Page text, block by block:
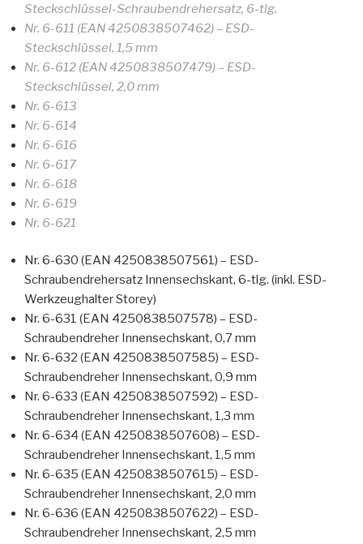
Steckschlüssel-Schraubendrehersatz, 6-tlg.
Nr. 6-611 (EAN 4250838507462) – ESD-
Steckschlüssel, 1,5 mm
Nr. 6-612 (EAN 4250838507479) – ESD-
Steckschlüssel, 2,0 mm
Nr. 6-613
Nr. 6-614
Nr. 6-616
Nr. 6-617
Nr. 6-618
Nr. 6-619
Nr. 6-621
Nr. 6-630 (EAN 4250838507561) – ESD-
Schraubendrehersatz Innensechskant, 6-tlg. (inkl. ESD-
Werkzeughalter Storey)
Nr. 6-631 (EAN 4250838507578) – ESD-
Schraubendreher Innensechskant, 0,7 mm
Nr. 6-632 (EAN 4250838507585) – ESD-
Schraubendreher Innensechskant, 0,9 mm
Nr. 6-633 (EAN 4250838507592) – ESD-
Schraubendreher Innensechskant, 1,3 mm
Nr. 6-634 (EAN 4250838507608) – ESD-
Schraubendreher Innensechskant, 1,5 mm
Nr. 6-635 (EAN 4250838507615) – ESD-
Schraubendreher Innensechskant, 2,0 mm
Nr. 6-636 (EAN 4250838507622) – ESD-
Schraubendreher Innensechskant, 2,5 mm